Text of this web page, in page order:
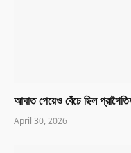
আঘাত পেয়েও বেঁচে ছিল
April 30, 2026